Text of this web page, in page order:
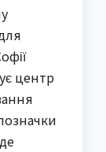
центр